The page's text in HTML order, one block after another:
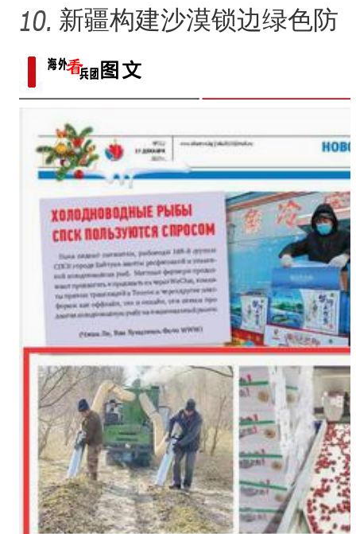
41载“凿”34公里“绿色
新疆构建沙漠锁边绿色防
护带 从“锁边绿化”到“产